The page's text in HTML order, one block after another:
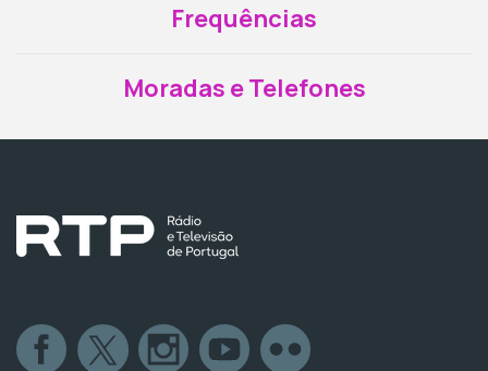
Frequências
Moradas e Telefones